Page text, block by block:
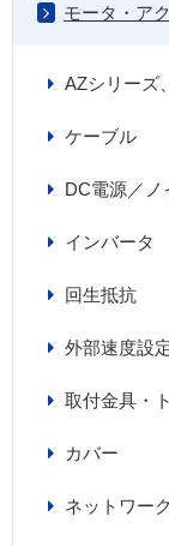
モータ・ア
AZシリーズ
ケーブル
DC電源／ノ
インバータ
回生抵抗
外部速度設
取付金具・
カバー
ネットワー